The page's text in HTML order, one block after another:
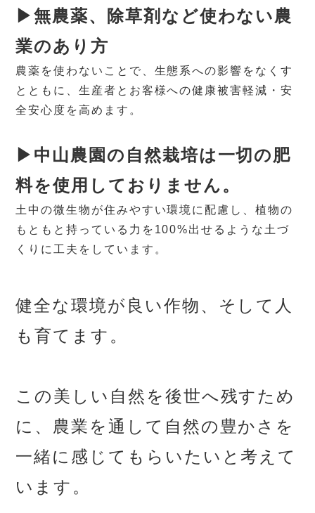
▶無農薬、除草剤など使わない農
業のあり方
農薬を使わないことで、生態系への影響をなくす
とともに、生産者とお客様への健康被害軽減・安
全安心度を高めます。
▶中山農園の自然栽培は一切の肥
料を使用しておりません。
土中の微生物が住みやすい環境に配慮し、植物の
もともと持っている力を100%出せるような土づ
くりに工夫をしています。
健全な環境が良い作物、そして人
も育てます。
この美しい自然を後世へ残すため
に、農業を通して自然の豊かさを
一緒に感じてもらいたいと考えて
います。